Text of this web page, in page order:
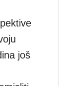
još